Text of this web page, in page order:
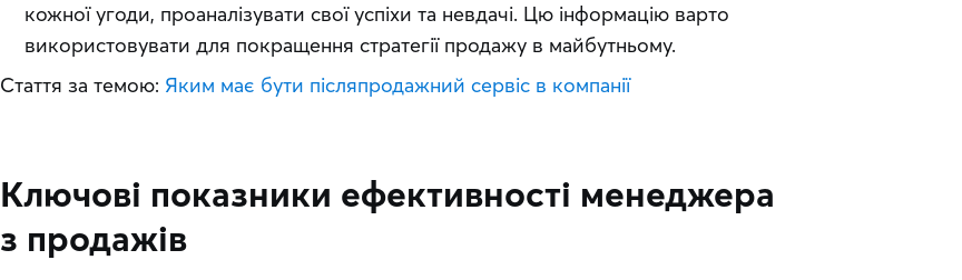
кожної угоди, проаналізувати свої успіхи та невдачі. Цю інформацію варто
використовувати для покращення стратегії продажу в майбутньому.
Стаття за темою: Яким має бути післяпродажний сервіс в компанії
Ключові показники ефективності менеджера
з продажів